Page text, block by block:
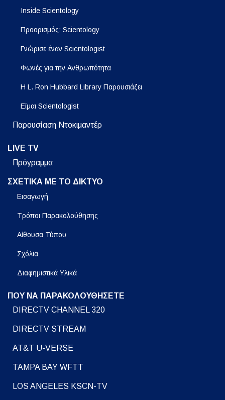
Inside Scientology
Προορισμός: Scientology
Γνώρισε έναν Scientologist
Φωνές για την Ανθρωπότητα
Η L. Ron Hubbard Library Παρουσιάζει
Είμαι Scientologist
Παρουσίαση Ντοκιμαντέρ
LIVE TV
Πρόγραμμα
ΣΧΕΤΙΚΑ ΜΕ ΤΟ ΔΙΚΤΥΟ
Εισαγωγή
Τρόποι Παρακολούθησης
Αίθουσα Τύπου
Σχόλια
Διαφημιστικά Υλικά
ΠΟΥ ΝΑ ΠΑΡΑΚΟΛΟΥΘΗΣΕΤΕ
DIRECTV CHANNEL 320
DIRECTV STREAM
AT&T U-VERSE
TAMPA BAY WFTT
LOS ANGELES KSCN-TV